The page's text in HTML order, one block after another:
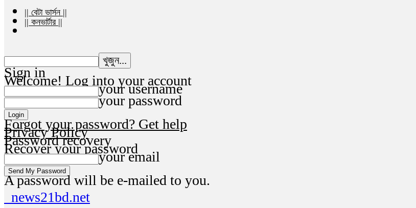
|| বেটা ভার্সন ||
|| কনভার্টার ||
Sign in
Welcome! Log into your account
your username
your password
Forgot your password? Get help
Privacy Policy
Password recovery
Recover your password
your email
A password will be e-mailed to you.
news21bd.net